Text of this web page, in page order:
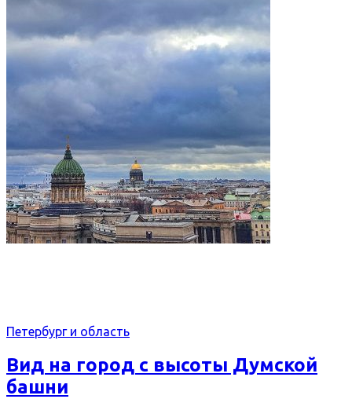
Петербург и область
Вид на город с высоты Думской
башни